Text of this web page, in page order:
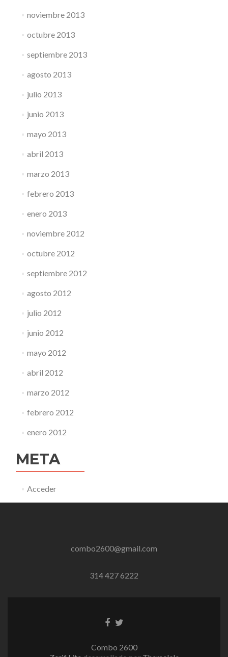
noviembre 2013
octubre 2013
septiembre 2013
agosto 2013
julio 2013
junio 2013
mayo 2013
abril 2013
marzo 2013
febrero 2013
enero 2013
noviembre 2012
octubre 2012
septiembre 2012
agosto 2012
julio 2012
junio 2012
mayo 2012
abril 2012
marzo 2012
febrero 2012
enero 2012
META
Acceder
combo2600@gmail.com
314 427 6222
EnlaceEnlace
Combo 2600